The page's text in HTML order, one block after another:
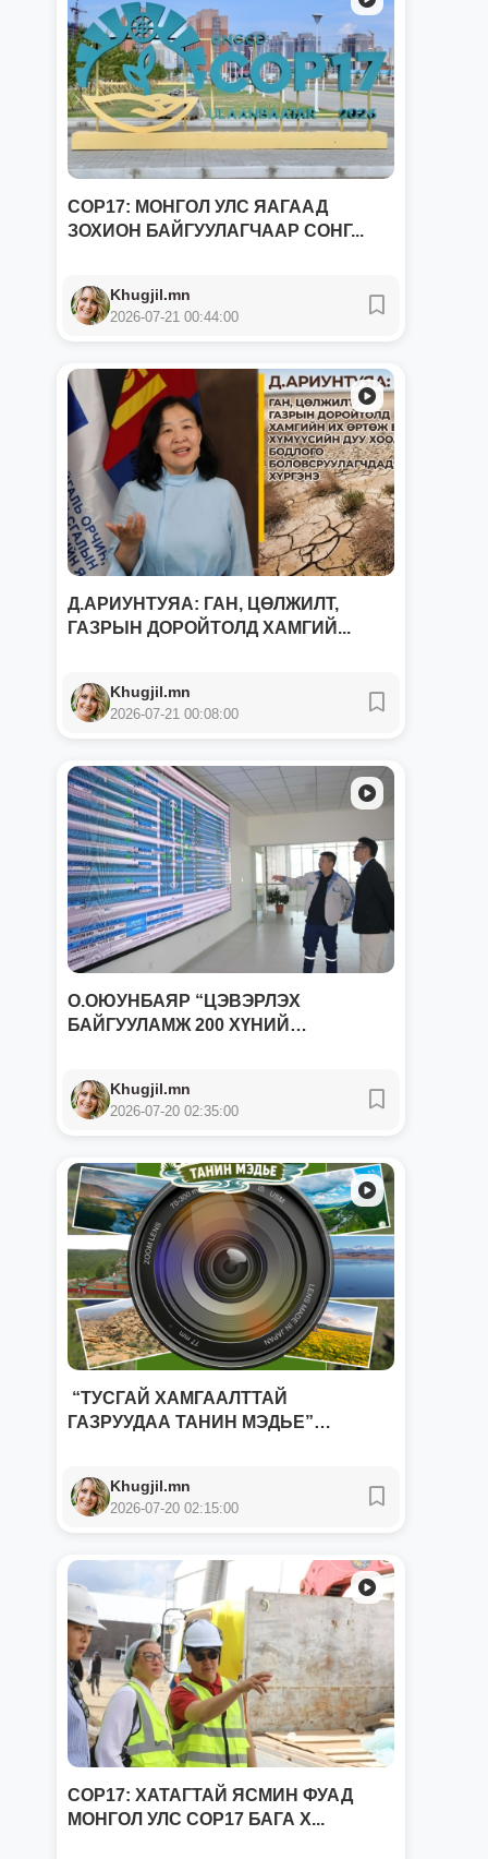
COP17: МОНГОЛ УЛС ЯАГААД
ЗОХИОН БАЙГУУЛАГЧААР СОНГ...
Khugjil.mn
2026-07-21 00:44:00
Д.АРИУНТУЯА: ГАН, ЦӨЛЖИЛТ,
ГАЗРЫН ДОРОЙТОЛД ХАМГИЙ...
Khugjil.mn
2026-07-21 00:08:00
О.ОЮУНБАЯР “ЦЭВЭРЛЭХ
БАЙГУУЛАМЖ 200 ХҮНИЙ
Khugjil.mn
2026-07-20 02:35:00
“ТУСГАЙ ХАМГААЛТТАЙ
ГАЗРУУДАА ТАНИН МЭДЬЕ”
Khugjil.mn
2026-07-20 02:15:00
COP17: ХАТАГТАЙ ЯСМИН ФУАД
МОНГОЛ УЛС COP17 БАГА Х...